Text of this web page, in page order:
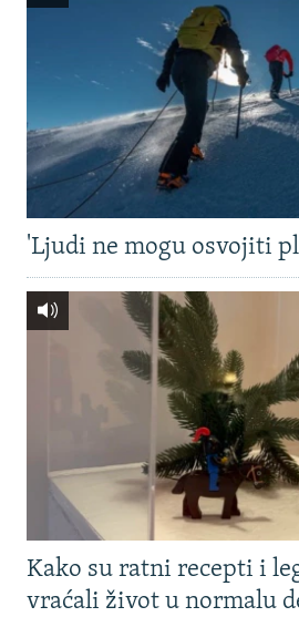
'Ljudi ne mogu osvojiti
Kako su ratni recepti i
vraćali život u normalu